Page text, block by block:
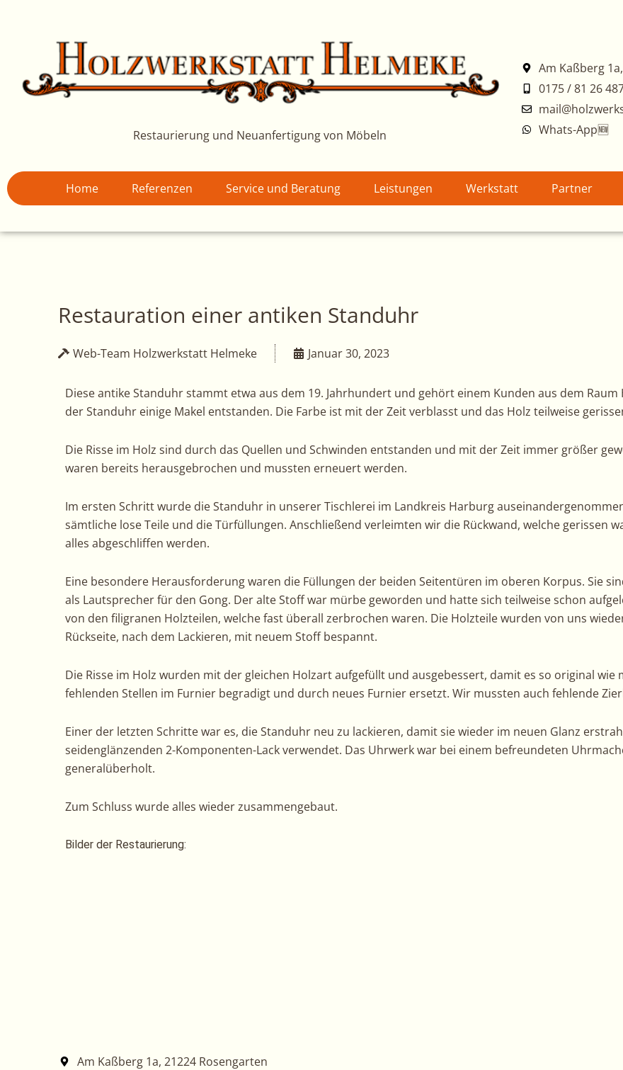
Restaurierung und Neuanfertigung von Möbeln
Am Kaßberg
0175 / 81 26
Whats-App🆕
Home Referenzen Service und Beratung Leistungen Werkstatt Partner
Restauration einer antiken Standuhr
Web-Team Holzwerkstatt Helmeke Januar 30, 2023
Diese antike Standuhr stammt etwa aus dem 19. Jahrhundert und gehört einem Kunden aus dem
der Standuhr einige Makel entstanden. Die Farbe ist mit der Zeit verblasst und das Holz teilweise
Die Risse im Holz sind durch das Quellen und Schwinden entstanden und mit der Zeit immer größer
waren bereits herausgebrochen und mussten erneuert werden.
Im ersten Schritt wurde die Standuhr in unserer Tischlerei im Landkreis Harburg
sämtliche lose Teile und die Türfüllungen. Anschließend verleimten wir die Rückwand, welche gerissen
alles abgeschliffen werden.
Eine besondere Herausforderung waren die Füllungen der beiden Seitentüren im oberen Korpus. Sie
als Lautsprecher für den Gong. Der alte Stoff war mürbe geworden und hatte sich teilweise schon
von den filigranen Holzteilen, welche fast überall zerbrochen waren. Die Holzteile wurden von uns
Rückseite, nach dem Lackieren, mit neuem Stoff bespannt.
Die Risse im Holz wurden mit der gleichen Holzart aufgefüllt und ausgebessert, damit es so original
fehlenden Stellen im Furnier begradigt und durch neues Furnier ersetzt. Wir mussten auch fehlende
Einer der letzten Schritte war es, die Standuhr neu zu lackieren, damit sie wieder im neuen Glanz
seidenglänzenden 2-Komponenten-Lack verwendet. Das Uhrwerk war bei einem befreundeten
generalüberholt.
Zum Schluss wurde alles wieder zusammengebaut.
Bilder der Restaurierung:
Am Kaßberg 1a, 21224 Rosengarten